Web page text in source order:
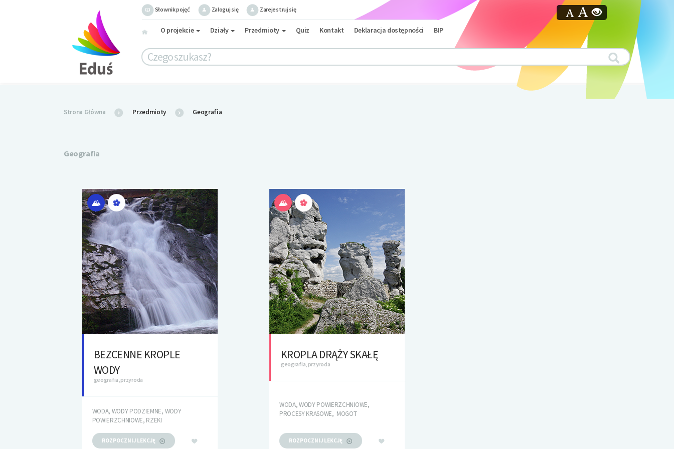
Słownik pojęć Zaloguj się Zarejestruj się
O projekcie Działy Przedmioty Quiz Kontakt Deklaracja dostępności BIP
Strona Główna Przedmioty Geografia
Geografia
BEZCENNE KROPLE
WODY
geografia, przyroda
WODA, WODY PODZIEMNE, WODY
POWIERZCHNIOWE, RZEKI
ROZPOCZNIJ LEKCJĘ
KROPLA DRĄŻY SKAŁĘ
geografia, przyroda
WODA, WODY POWIERZCHNIOWE,
PROCESY KRASOWE, MOGOT
ROZPOCZNIJ LEKCJĘ